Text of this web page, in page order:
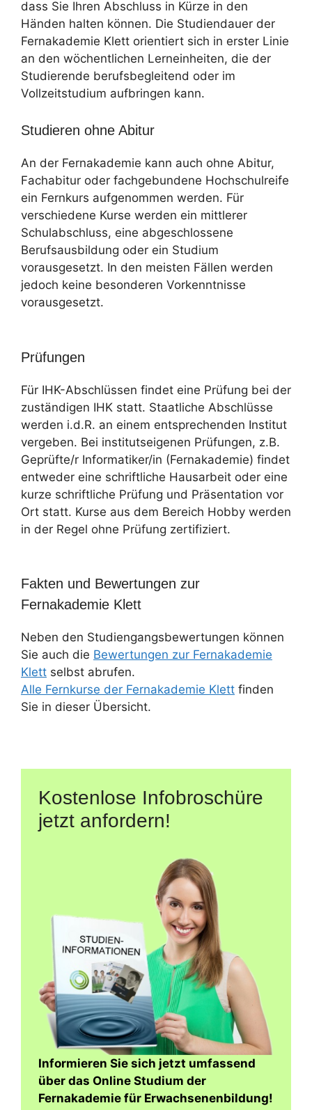
dass Sie Ihren Abschluss in Kürze in den
Händen halten können. Die Studiendauer der
Fernakademie Klett orientiert sich in erster Linie
an den wöchentlichen Lerneinheiten, die der
Studierende berufsbegleitend oder im
Vollzeitstudium aufbringen kann.
Studieren ohne Abitur
An der Fernakademie kann auch ohne Abitur,
Fachabitur oder fachgebundene Hochschulreife
ein Fernkurs aufgenommen werden. Für
verschiedene Kurse werden ein mittlerer
Schulabschluss, eine abgeschlossene
Berufsausbildung oder ein Studium
vorausgesetzt. In den meisten Fällen werden
jedoch keine besonderen Vorkenntnisse
vorausgesetzt.
Prüfungen
Für IHK-Abschlüssen findet eine Prüfung bei der
zuständigen IHK statt. Staatliche Abschlüsse
werden i.d.R. an einem entsprechenden Institut
vergeben. Bei institutseigenen Prüfungen, z.B.
Geprüfte/r Informatiker/in (Fernakademie) findet
entweder eine schriftliche Hausarbeit oder eine
kurze schriftliche Prüfung und Präsentation vor
Ort statt. Kurse aus dem Bereich Hobby werden
in der Regel ohne Prüfung zertifiziert.
Fakten und Bewertungen zur
Fernakademie Klett
Neben den Studiengangsbewertungen können
Sie auch die Bewertungen zur Fernakademie
Klett selbst abrufen.
Alle Fernkurse der Fernakademie Klett finden
Sie in dieser Übersicht.
Kostenlose Infobroschüre
jetzt anfordern!
Informieren Sie sich jetzt umfassend
über das Online Studium der
Fernakademie für Erwachsenenbildung!